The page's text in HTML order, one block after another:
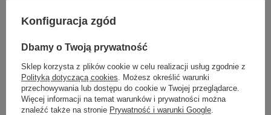
Model
procesora
Seria procesora Intel Core i7
Taktowanie
bazowe
3.6
Konfiguracja zgód
Dbamy o Twoją prywatność
Sklep korzysta z plików cookie w celu realizacji usług zgodnie z
Polityką dotyczącą cookies . Możesz określić warunki
przechowywania lub dostępu do cookie w Twojej przeglądarce.
Więcej informacji na temat warunków i prywatności można
znaleźć także na stronie Prywatność i warunki Google